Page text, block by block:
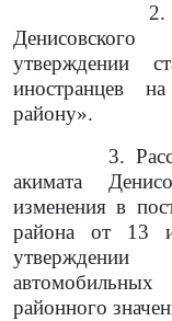
2.
утверждении
иностранцев
району».
3.
акимата
изменения в
района от
районного